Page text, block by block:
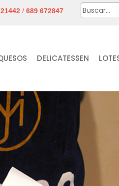
/ 689 672847
DELICATESSEN